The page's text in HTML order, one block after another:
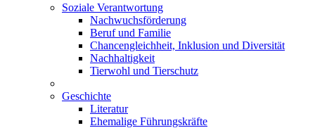
Soziale Verantwortung
Nachwuchsförderung
Beruf und Familie
Chancengleichheit, Inklusion und Diversität
Nachhaltigkeit
Tierwohl und Tierschutz
Geschichte
Literatur
Ehemalige Führungskräfte